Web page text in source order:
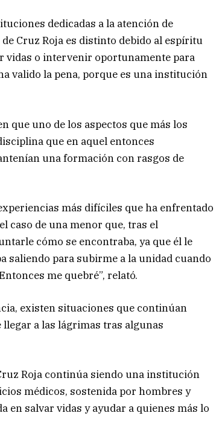
dedicadas a la atención de
Cruz Roja es distinto debido al espíritu
vidas o intervenir oportunamente para
valido la pena, porque es una institución
que uno de los aspectos que más los
que en aquel entonces
una formación con rasgos de
más difíciles que ha enfrentado
caso de una menor que, tras el
cómo se encontraba, ya que él le
saliendo para subirme a la unidad cuando
me quebré”, relató.
existen situaciones que continúan
a las lágrimas tras algunas
Roja continúa siendo una institución
médicos, sostenida por hombres y
en salvar vidas y ayudar a quienes más lo